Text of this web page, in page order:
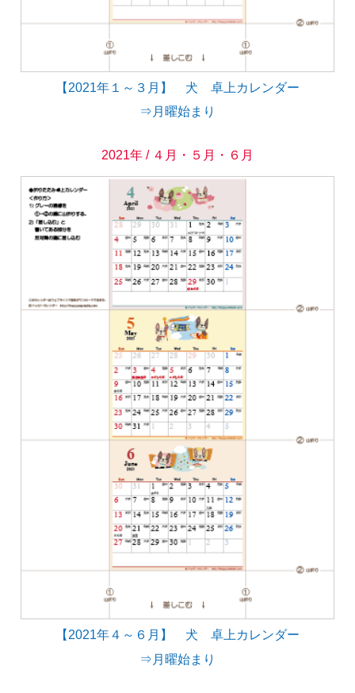
【2021年１～３月】 犬 卓上カレンダー
⇒月曜始まり
2021年 / ４月・５月・６月
【2021年４～６月】 犬 卓上カレンダー
⇒月曜始まり